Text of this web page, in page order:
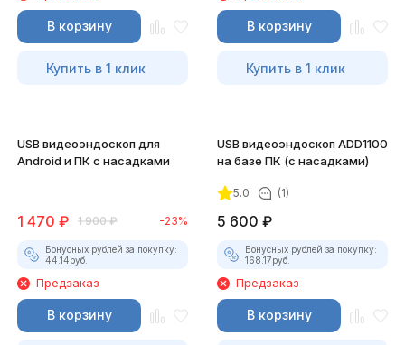
В корзину
Купить в 1 клик
В корзину
Купить в 1 клик
USB видеоэндоскоп для
Android и ПК с насадками
1 470 ₽ 1 900 ₽ -23%
Бонусных рублей за покупку:
44.14руб.
Предзаказ
В корзину
USB видеоэндоскоп ADD1100
на базе ПК (с насадками)
5.0 (1)
5 600 ₽
Бонусных рублей за покупку:
168.17руб.
Предзаказ
В корзину